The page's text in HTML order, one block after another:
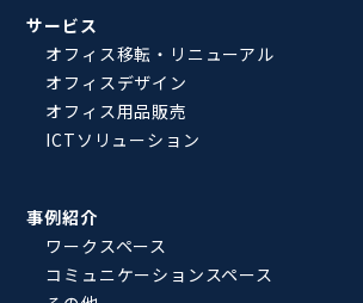
サービス
オフィス移転・リニューアル
オフィスデザイン
オフィス用品販売
ICTソリューション
事例紹介
ワークスペース
コミュニケーションスペース